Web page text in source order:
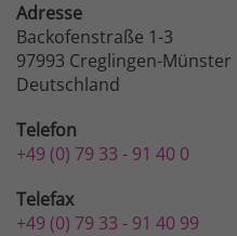
Adresse
Backofenstraße 1-3
97993 Creglingen-Münster
Deutschland
Telefon
+49 (0) 79 33 - 91 40 0
Telefax
+49 (0) 79 33 - 91 40 99